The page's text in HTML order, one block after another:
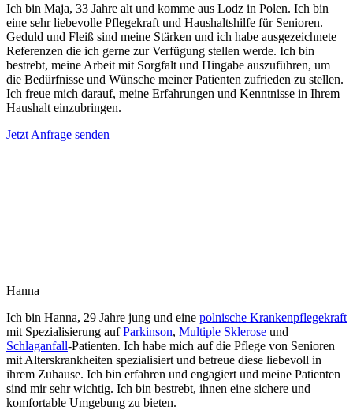
Ich bin Maja, 33 Jahre alt und komme aus Lodz in Polen. Ich bin
eine sehr liebevolle Pflegekraft und Haushaltshilfe für Senioren.
Geduld und Fleiß sind meine Stärken und ich habe ausgezeichnete
Referenzen die ich gerne zur Verfügung stellen werde. Ich bin
bestrebt, meine Arbeit mit Sorgfalt und Hingabe auszuführen, um
die Bedürfnisse und Wünsche meiner Patienten zufrieden zu stellen.
Ich freue mich darauf, meine Erfahrungen und Kenntnisse in Ihrem
Haushalt einzubringen.
Jetzt Anfrage senden
Hanna
Ich bin Hanna, 29 Jahre jung und eine polnische Krankenpflegekraft
mit Spezialisierung aufParkinson, Multiple Sklerose und
Schlaganfall-Patienten. Ich habe mich auf die Pflege von Senioren
mit Alterskrankheiten spezialisiert und betreue diese liebevoll in
ihrem Zuhause. Ich bin erfahren und engagiert und meine Patienten
sind mir sehr wichtig. Ich bin bestrebt, ihnen eine sichere und
komfortable Umgebung zu bieten.